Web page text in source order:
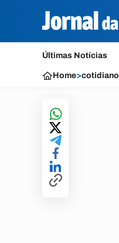
Últimas Notícias
Home>cotidiano